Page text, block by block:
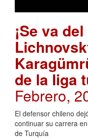
¡Se va
de la liga
Febrero,
El defensor chileno
continuar su carrera
de Turquía